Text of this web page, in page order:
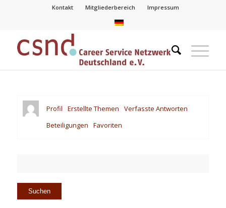
Kontakt Mitgliederbereich Impressum
Profil Erstellte Themen
Verfasste Antworten
Beteiligungen
Favoriten